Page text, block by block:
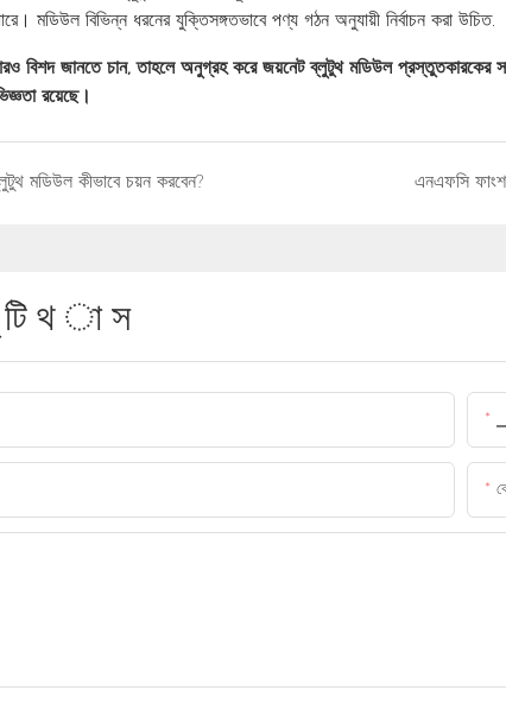
মডিউল বিভিন্ন ধরনের যুক্তিসঙ্গতভাবে পণ্য গঠন অনুযায়ী নির্বাচন করা উচিত.
বিশদ জানতে চান, তাহলে অনুগ্রহ করে জয়নেট ব্লুটুথ মডিউল প্রস্তুতকারকের
রয়েছে।
মডিউল কীভাবে চয়ন করবেন? এনএফসি
থ া স